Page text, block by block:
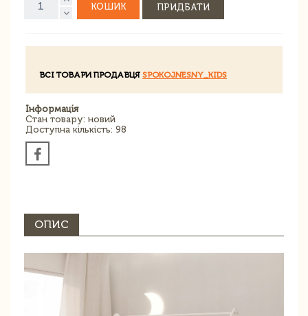
КОШИК ПРИДБАТИ
ВСІ ТОВАРИ ПРОДАВЦЯ SPOKOJNESNY_KIDS
Інформація
Стан товару: новий
Доступна кількість: 98
ОПИС